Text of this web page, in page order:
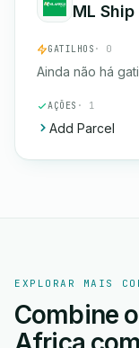
ML
GATILHOS · 0
Ainda não há
AÇÕES · 1
Add Parcel
EXPLORAR MAIS
Combine